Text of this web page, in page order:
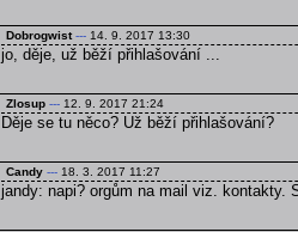
Dobrogwist --- 14. 9. 2017 13:30
jo, děje, už běží přihlašování ...
Zlosup --- 12. 9. 2017 21:24
Děje se tu něco? Už běží přihlašování?
Candy --- 18. 3. 2017 11:27
jandy: napi? orgům na mail viz. kontakty.